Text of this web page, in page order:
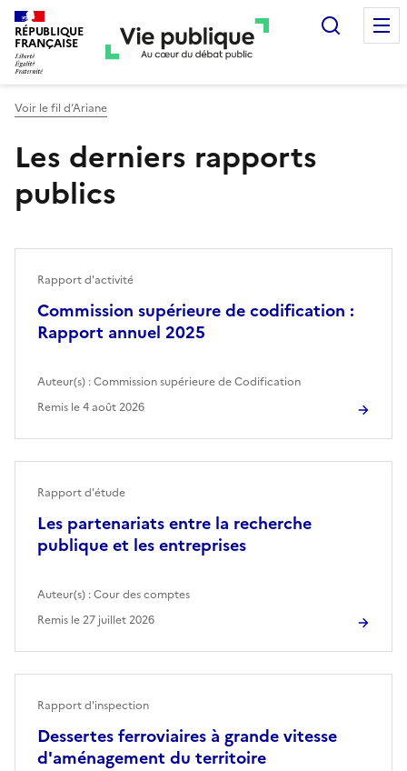
RÉPUBLIQUE
FRANÇAISE
Voir le fil d’Ariane
Les derniers rapports
publics
Commission supérieure de codification :
Rapport annuel 2025
Rapport d'activité
Auteur(s) :Commission supérieure de Codification
Remis le4 août 2026
Les partenariats entre la recherche
publique et les entreprises
Rapport d'étude
Auteur(s) :Cour des comptes
Remis le27 juillet 2026
Dessertes ferroviaires à grande vitesse
d'aménagement du territoire
Rapport d'inspection